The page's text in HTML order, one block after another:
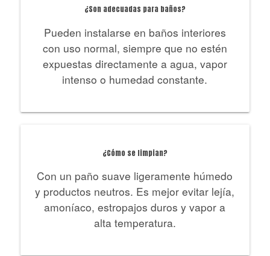
¿Son adecuadas para baños?
Pueden instalarse en baños interiores
con uso normal, siempre que no estén
expuestas directamente a agua, vapor
intenso o humedad constante.
¿Cómo se limpian?
Con un paño suave ligeramente húmedo
y productos neutros. Es mejor evitar lejía,
amoníaco, estropajos duros y vapor a
alta temperatura.